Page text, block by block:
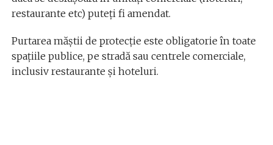
restaurante etc) puteți fi amendat.
Purtarea măștii de protecție este obligatorie în toate
spațiile publice, pe stradă sau centrele comerciale,
inclusiv restaurante și hoteluri.